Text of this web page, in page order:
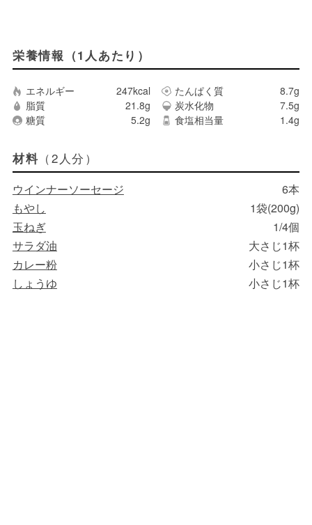
栄養情報（1人あたり）
エネルギー 247kcal たんぱく質
8.7g
脂質
21.8g 炭水化物
7.5g
糖質
5.2g 食塩相当量 1.4g
材料 （2人分）
ウインナーソーセージ
6本
もやし
1袋(200g)
玉ねぎ
1/4個
サラダ油
大さじ1杯
カレー粉
小さじ1杯
しょうゆ
小さじ1杯